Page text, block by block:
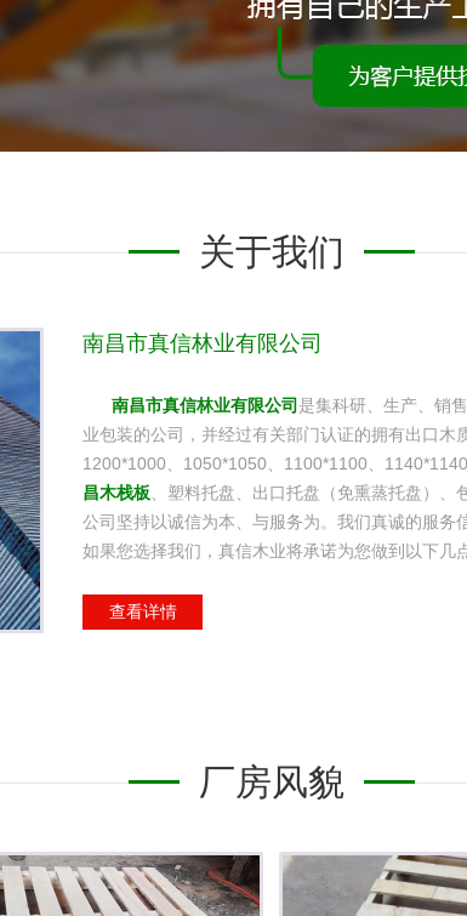
关于我们
南昌市真信林业有限公司
南昌市真信林业有限公司 是集科研、生产、销
业包装的公司，并经过有关部门认证的拥有出口木
1200*1000、1050*1050、1100*1100、
昌木栈板 、塑料托盘、出口托盘（免熏蒸托盘）、
公司坚持以诚信为本、与服务为。我们真诚的服务
如果您选择我们，真信木业将承诺为您做到以下几
2. 品质优良，规格齐全，送货快捷,价廉物美。并
查看详情
厂房风貌